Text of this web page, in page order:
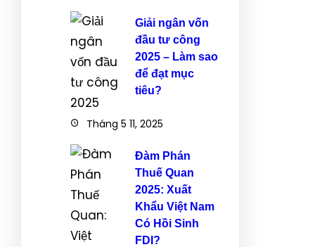
Giải ngân vốn
đầu tư công
2025 – Làm sao
để đạt mục
tiêu?
Tháng 5 11, 2025
Đàm Phán
Thuế Quan
2025: Xuất
Khẩu Việt Nam
Có Hồi Sinh
FDI?